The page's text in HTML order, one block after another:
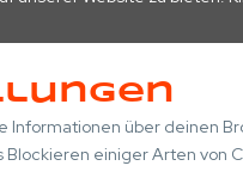
über deinen
einiger Arten von